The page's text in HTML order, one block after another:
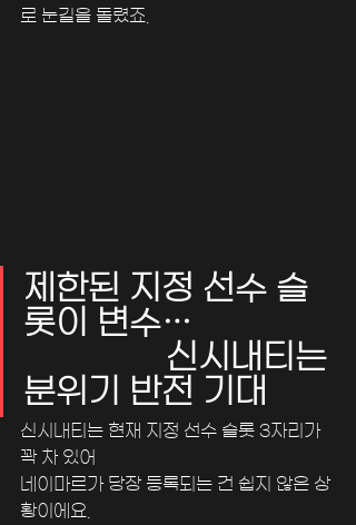
로 눈길을 돌렸죠.
제한된 지정 선수 슬
롯이 변수…
                신시내티는
분위기 반전 기대
신시내티는 현재 지정 선수 슬롯 3자리가
꽉 차 있어
네이마르가 당장 등록되는 건 쉽지 않은 상
황이에요.